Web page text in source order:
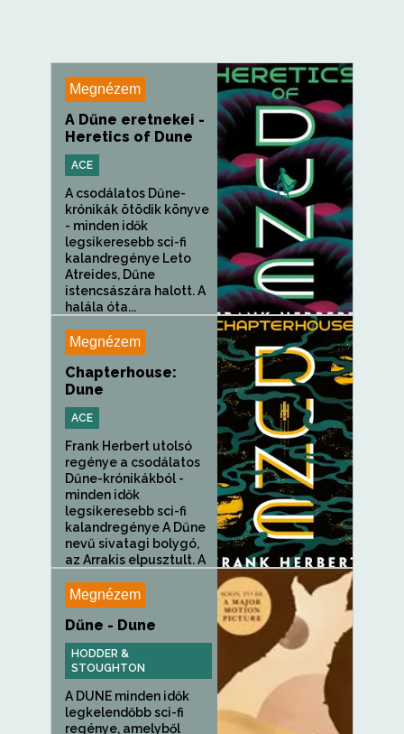
Megnézem
A Dűne eretnekei -
Heretics of Dune
ACE
A csodálatos Dűne-
krónikák ötödik könyve
- minden idők
legsikeresebb sci-fi
kalandregénye Leto
Atreides, Dűne
istencsászára halott. A
halála óta...
Megnézem
Chapterhouse:
Dune
ACE
Frank Herbert utolsó
regénye a csodálatos
Dűne-krónikákból -
minden idők
legsikeresebb sci-fi
kalandregénye A Dűne
nevű sivatagi bolygó,
az Arrakis elpusztult. A
Megnézem
Dűne - Dune
HODDER &
STOUGHTON
A DUNE minden idők
legkelendőbb sci-fi
regénye, amelyből